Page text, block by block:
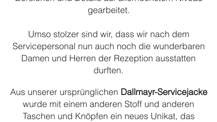
Barjacke
Blusen & Hemden – all white
Blusen & Hemden – colour
Cool Stretch Hosen
Corporate Fashion
gearbeitet.
Umso stolzer sind wir, dass wir nach dem
Servicepersonal nun auch noch die wunderbaren
Damen und Herren der Rezeption ausstatten
durften.
Aus unserer ursprünglichen Dallmayr-Servicejacke
wurde mit einem anderen Stoff und anderen
Taschen und Knöpfen ein neues Unikat, das